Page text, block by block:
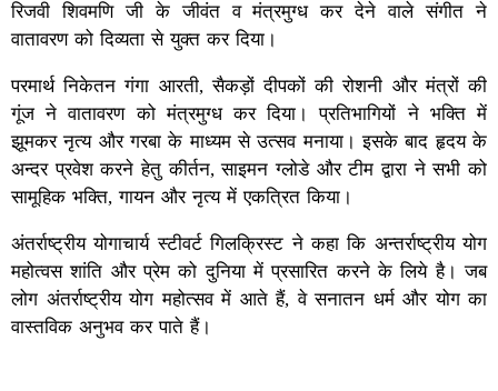
रिजवी शिवमणि जी के जीवंत व मंत्रमुग्ध कर देने वाले संगीत ने
वातावरण को दिव्यता से युक्त कर दिया।
परमार्थ निकेतन गंगा आरती, सैकड़ों दीपकों की रोशनी और मंत्रों की
गूंज ने वातावरण को मंत्रमुग्ध कर दिया। प्रतिभागियों ने भक्ति में
झूमकर नृत्य और गरबा के माध्यम से उत्सव मनाया। इसके बाद हृदय के
अन्दर प्रवेश करने हेतु कीर्तन, साइमन ग्लोडे और टीम द्वारा ने सभी को
सामूहिक भक्ति, गायन और नृत्य में एकत्रित किया।
अंतर्राष्ट्रीय योगाचार्य स्टीवर्ट गिलक्रिस्ट ने कहा कि अन्तर्राष्ट्रीय योग
महोत्वस शांति और प्रेम को दुनिया में प्रसारित करने के लिये है। जब
लोग अंतर्राष्ट्रीय योग महोत्सव में आते हैं, वे सनातन धर्म और योग का
वास्तविक अनुभव कर पाते हैं।